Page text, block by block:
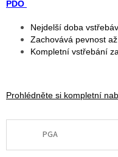
PDO
Nejdelší doba
Zachovává pevnost
Kompletní vstřebání
Prohlédněte si kompletní
PGA